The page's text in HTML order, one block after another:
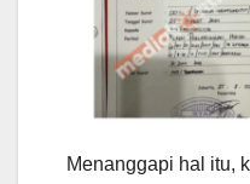
Menanggapi hal itu,